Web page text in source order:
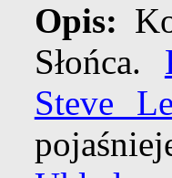
Opis:
Słońca.
Steve